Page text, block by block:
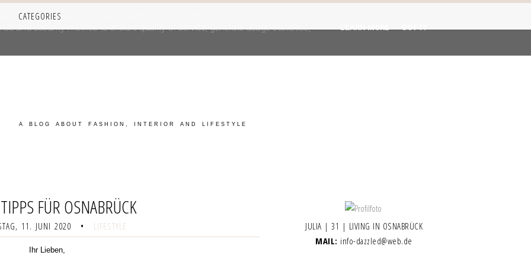
CATEGORIES
A BLOG ABOUT FASHION, INTERIOR AND LIFESTYLE
FÜR OSNABRÜCK
11. JUNI 2020 • LIFESTYLE
Ihr Lieben,
JULIA | 31 | LIVING IN OSNABRÜCK
MAIL: info-dazzled@web.de
its services and to analyze traffic. Your IP address and user-agent are
and security metrics to ensure quality of service, generate usage statistics,
LEARN MORE GOT IT